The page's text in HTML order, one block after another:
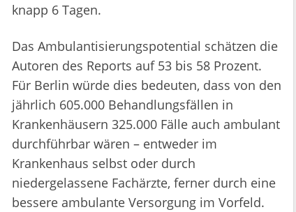
knapp 6 Tagen.
Das Ambulantisierungspotential schätzen die
Autoren des Reports auf 53 bis 58 Prozent.
Für Berlin würde dies bedeuten, dass von den
jährlich 605.000 Behandlungsfällen in
Krankenhäusern 325.000 Fälle auch ambulant
durchführbar wären – entweder im
Krankenhaus selbst oder durch
niedergelassene Fachärzte, ferner durch eine
bessere ambulante Versorgung im Vorfeld.